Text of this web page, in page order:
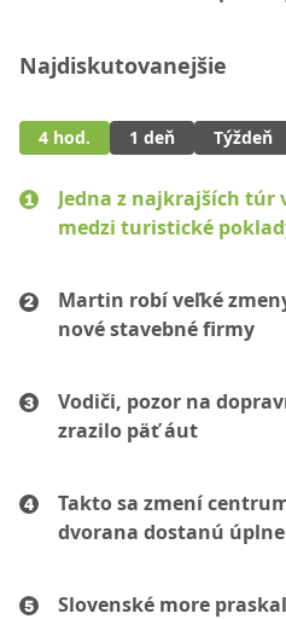
Najdiskutovanejšie
4 hod. 1 deň Týždeň
Jedna z najkrajších túr
medzi turistické
Martin robí veľké
nové stavebné firmy
Vodiči, pozor na
zrazilo päť áut
Takto sa zmení
dvorana dostanú
Slovenské more